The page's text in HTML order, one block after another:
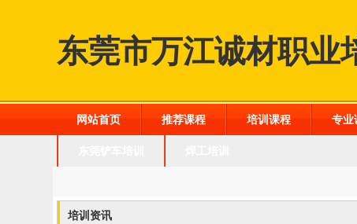
东莞市万江诚材职业
网站首页 推荐课程 培训课程 专业
培训资讯